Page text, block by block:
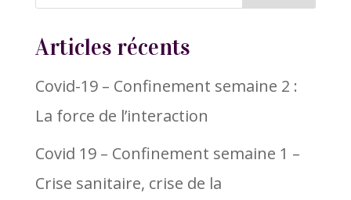
Articles récents
Covid-19 – Confinement semaine 2 :
La force de l’interaction
Covid 19 – Confinement semaine 1 –
Crise sanitaire, crise de la